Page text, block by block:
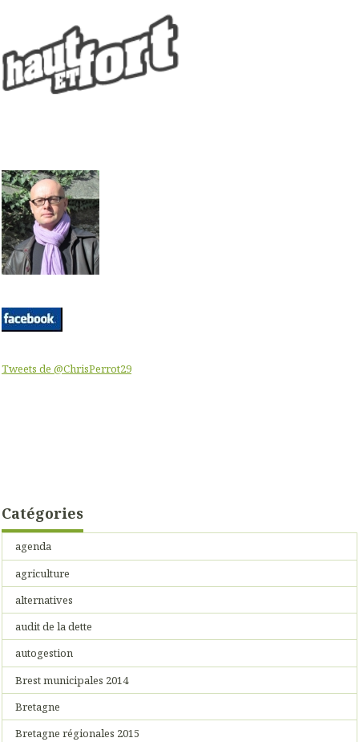
Tweets de @ChrisPerrot29
Catégories
agenda
agriculture
alternatives
audit de la dette
autogestion
Brest municipales 2014
Bretagne
Bretagne régionales 2015